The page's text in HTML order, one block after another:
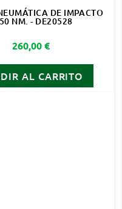
DE IMPACTO
NM. - DE20528
Precio
260,00 €
AL CARRITO